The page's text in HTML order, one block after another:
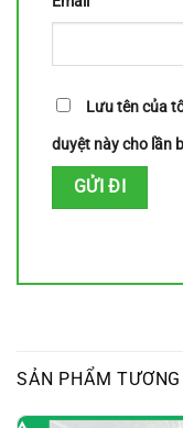
Lưu tên của
duyệt này cho lần
SẢN PHẨM